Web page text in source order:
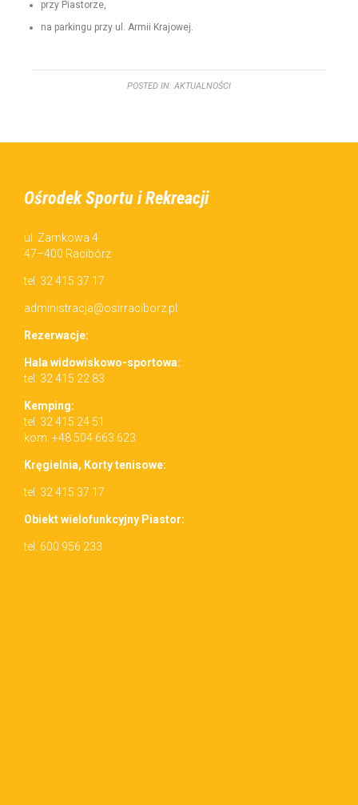
przy Pias­torze,
na parkingu przy ul. Armii Krajowej.
POSTED IN: AKTUALNOŚCI
Ośrodek Sportu i Rekreacji
ul. Zamkowa 4
47–400 Racibórz
tel. 32 415 37 17
administracja@osirraciborz.pl
Rez­erwac­je:
Hala wid­owiskowo-sportowa:
tel. 32 415 22 83
Kemp­ing:
tel. 32 415 24 51
kom. +48 504 663 623
Kręgiel­nia, Korty tenisowe:
tel. 32 415 37 17
Obiekt wielo­funkcyjny Piastor:
tel. 600 956 233